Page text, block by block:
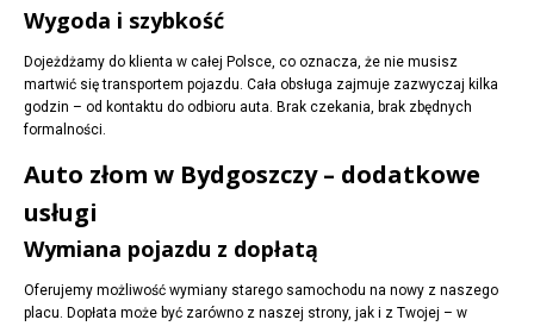
Wygoda i szybkość
Dojeżdżamy do klienta w całej Polsce, co oznacza, że nie musisz
martwić się transportem pojazdu. Cała obsługa zajmuje zazwyczaj kilka
godzin – od kontaktu do odbioru auta. Brak czekania, brak zbędnych
formalności.
Auto złom w Bydgoszczy – dodatkowe
usługi
Wymiana pojazdu z dopłatą
Oferujemy możliwość wymiany starego samochodu na nowy z naszego
placu. Dopłata może być zarówno z naszej strony, jak i z Twojej – w